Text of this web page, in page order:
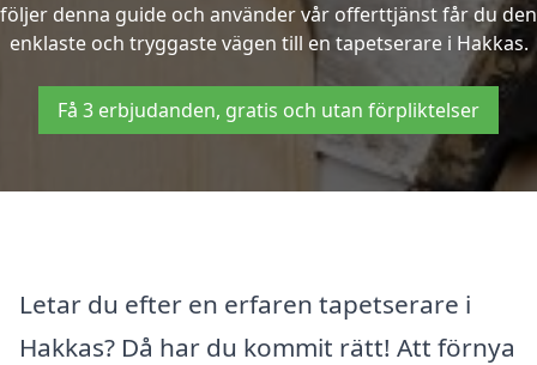
följer denna guide och använder vår offerttjänst får du den
enklaste och tryggaste vägen till en tapetserare i Hakkas.
Få 3 erbjudanden, gratis och utan förpliktelser
Letar du efter en erfaren tapetserare i
Hakkas? Då har du kommit rätt! Att förnya